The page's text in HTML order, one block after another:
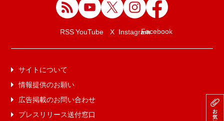
RSSYouTube X InstagramFacebook
サイトについて
情報提供のお願い
広告掲載のお問い合わせ
プレスリリース送付窓口